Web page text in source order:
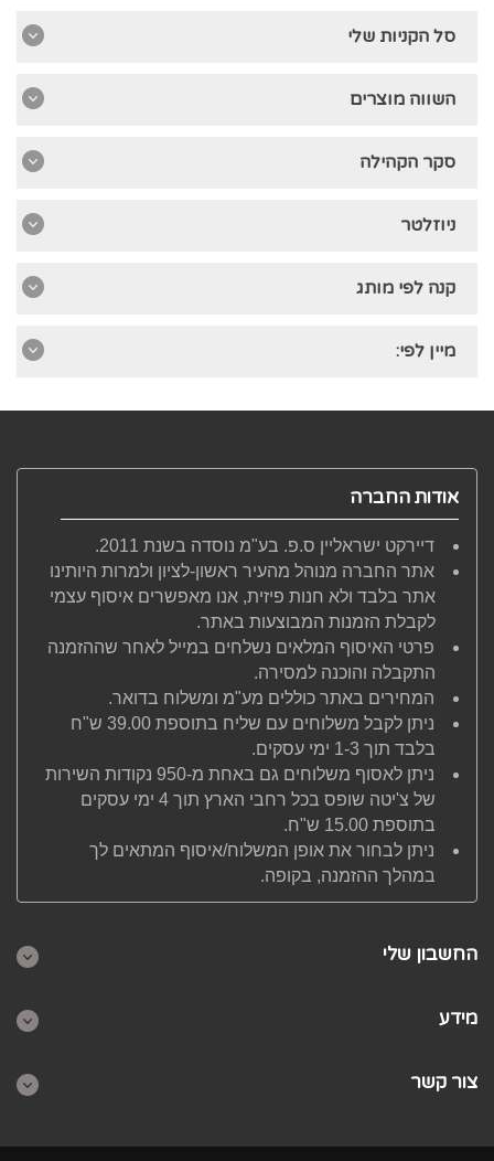
סל הקניות שלי
השווה מוצרים
סקר הקהילה
ניוזלטר
קנה לפי מותג
מיין לפי:
אודות החברה
דיירקט ישראליין ס.פ. בע"מ נוסדה בשנת 2011.
אתר החברה מנוהל מהעיר ראשון-לציון ולמרות היותינו
אתר בלבד ולא חנות פיזית, אנו מאפשרים איסוף עצמי
לקבלת הזמנות המבוצעות באתר.
פרטי האיסוף המלאים נשלחים במייל לאחר שההזמנה
התקבלה והוכנה למסירה.
המחירים באתר כוללים מע"מ ומשלוח בדואר.
ניתן לקבל משלוחים עם שליח בתוספת 39.00 ש"ח
בלבד תוך 1-3 ימי עסקים.
ניתן לאסוף משלוחים גם באחת מ-950 נקודות השירות
של צ'יטה שופס בכל רחבי הארץ תוך 4 ימי עסקים
בתוספת 15.00 ש"ח.
ניתן לבחור את אופן המשלוח/איסוף המתאים לך
במהלך ההזמנה, בקופה.
החשבון שלי
מידע
צור קשר